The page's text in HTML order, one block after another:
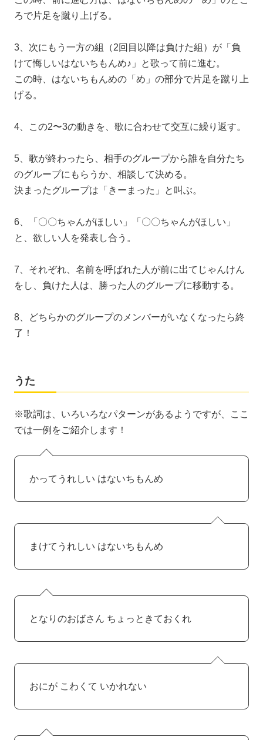
ろで片足を蹴り上げる。
3、次にもう一方の組（2回目以降は負けた組）が「負
けて悔しいはないちもんめ♪」と歌って前に進む。
この時、はないちもんめの「め」の部分で片足を蹴り上
げる。
4、この2〜3の動きを、歌に合わせて交互に繰り返す。
5、歌が終わったら、相手のグループから誰を自分たち
のグループにもらうか、相談して決める。
決まったグループは「きーまった」と叫ぶ。
6、「〇〇ちゃんがほしい」「〇〇ちゃんがほしい」
と、欲しい人を発表し合う。
7、それぞれ、名前を呼ばれた人が前に出てじゃんけん
をし、負けた人は、勝った人のグループに移動する。
8、どちらかのグループのメンバーがいなくなったら終
了！
うた
※歌詞は、いろいろなパターンがあるようですが、ここ
では一例をご紹介します！
かってうれしい はないちもんめ
まけてうれしい はないちもんめ
となりのおばさん ちょっときておくれ
おにが こわくて いかれない